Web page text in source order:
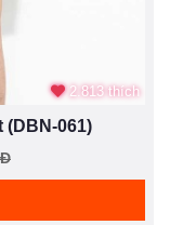
2.813 thích
(DBN-061)